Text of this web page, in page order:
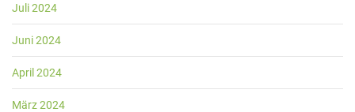
Juli 2024
Juni 2024
April 2024
März 2024